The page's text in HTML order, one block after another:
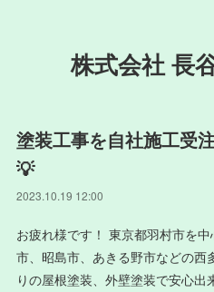
株式会社 長
塗装工事を自社施工受
💡
2023.10.19 12:00
お疲れ様です！ 東京都羽村市を
市、昭島市、あきる野市などの西
りの屋根塗装、外壁塗装で安心